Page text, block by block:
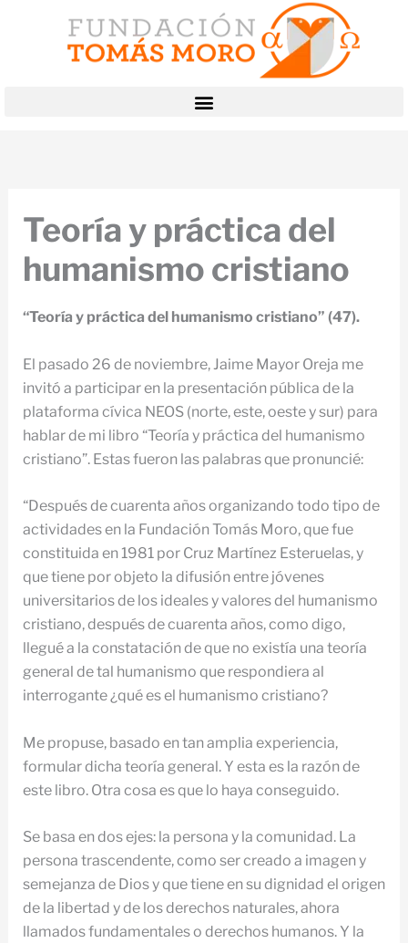
Teoría y práctica del
humanismo cristiano
“Teoría y práctica del humanismo cristiano” (47).
El pasado 26 de noviembre, Jaime Mayor Oreja me
invitó a participar en la presentación pública de la
plataforma cívica NEOS (norte, este, oeste y sur) para
hablar de mi libro “Teoría y práctica del humanismo
cristiano”. Estas fueron las palabras que pronuncié:
“Después de cuarenta años organizando todo tipo de
actividades en la Fundación Tomás Moro, que fue
constituida en 1981 por Cruz Martínez Esteruelas, y
que tiene por objeto la difusión entre jóvenes
universitarios de los ideales y valores del humanismo
cristiano, después de cuarenta años, como digo,
llegué a la constatación de que no existía una teoría
general de tal humanismo que respondiera al
interrogante ¿qué es el humanismo cristiano?
Me propuse, basado en tan amplia experiencia,
formular dicha teoría general. Y esta es la razón de
este libro. Otra cosa es que lo haya conseguido.
Se basa en dos ejes: la persona y la comunidad. La
persona trascendente, como ser creado a imagen y
semejanza de Dios y que tiene en su dignidad el origen
de la libertad y de los derechos naturales, ahora
llamados fundamentales o derechos humanos. Y la